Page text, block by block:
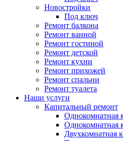
Новостройки
Под ключ
Ремонт балкона
Ремонт ванной
Ремонт гостиной
Ремонт детской
Ремонт кухни
Ремонт прихожей
Ремонт спальни
Ремонт туалета
Наши услуги
Капитальный ремонт
Однокомнатная
Однокомнатная
Двухкомнатная